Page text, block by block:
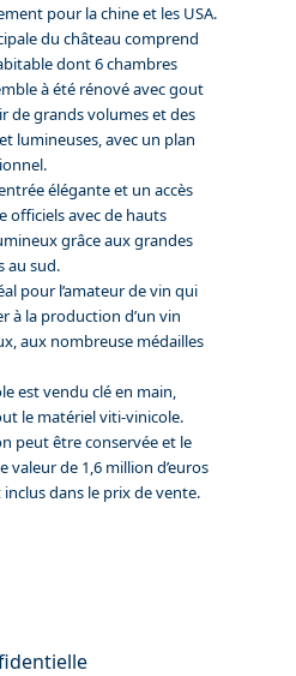
pour la chine et les USA.
du château comprend
dont 6 chambres
à été rénové avec gout
de grands volumes et des
lumineuses, avec un plan
élégante et un accès
officiels avec de hauts
grâce aux grandes
au sud.
pour l’amateur de vin qui
à la production d’un vin
aux nombreuse médailles
est vendu clé en main,
le matériel viti-vinicole.
peut être conservée et le
valeur de 1,6 million d’euros
inclus dans le prix de vente.